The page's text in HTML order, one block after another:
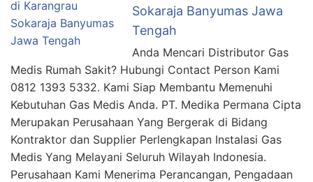
Sokaraja Banyumas Jawa
Tengah
Anda Mencari Distributor Gas
Medis Rumah Sakit? Hubungi Contact Person Kami
0812 1393 5332. Kami Siap Membantu Memenuhi
Kebutuhan Gas Medis Anda. PT. Medika Permana Cipta
Merupakan Perusahaan Yang Bergerak di Bidang
Kontraktor dan Supplier Perlengkapan Instalasi Gas
Medis Yang Melayani Seluruh Wilayah Indonesia.
Perusahaan Kami Menerima Perancangan, Pengadaan